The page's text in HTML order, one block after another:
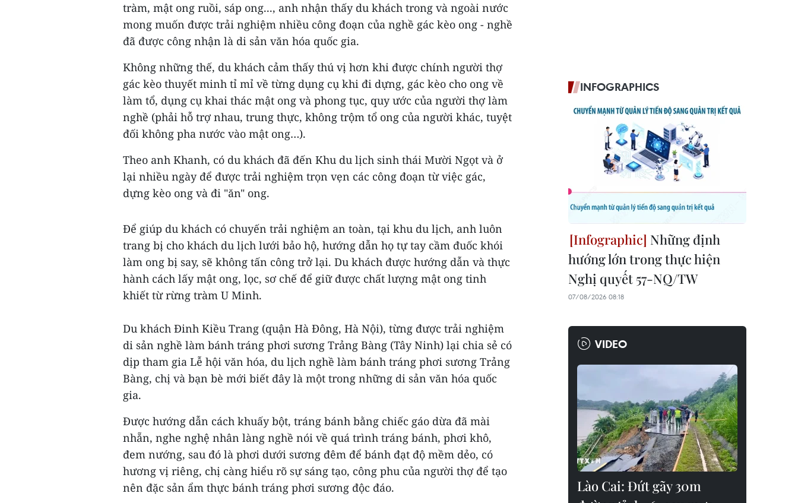
tràm, mật ong ruồi, sáp ong..., anh nhận thấy du khách trong và ngoài nước
mong muốn được trải nghiệm nhiều công đoạn của nghề gác kèo ong - nghề
đã được công nhận là di sản văn hóa quốc gia.
Không những thế, du khách cảm thấy thú vị hơn khi được chính người thợ
gác kèo thuyết minh tỉ mỉ về từng dụng cụ khi đi dựng, gác kèo cho ong về
làm tổ, dụng cụ khai thác mật ong và phong tục, quy ước của người thợ làm
nghề (phải hỗ trợ nhau, trung thực, không trộm tổ ong của người khác, tuyệt
đối không pha nước vào mật ong…).
Theo anh Khanh, có du khách đã đến Khu du lịch sinh thái Mười Ngọt và ở
lại nhiều ngày để được trải nghiệm trọn vẹn các công đoạn từ việc gác,
dựng kèo ong và đi "ăn" ong.
Để giúp du khách có chuyến trải nghiệm an toàn, tại khu du lịch, anh luôn
trang bị cho khách du lịch lưới bảo hộ, hướng dẫn họ tự tay cầm đuốc khói
làm ong bị say, sẽ không tấn công trở lại. Du khách được hướng dẫn và thực
hành cách lấy mật ong, lọc, sơ chế để giữ được chất lượng mật ong tinh
khiết từ rừng tràm U Minh.
Du khách Đinh Kiều Trang (quận Hà Đông, Hà Nội), từng được trải nghiệm
di sản nghề làm bánh tráng phơi sương Trảng Bàng (Tây Ninh) lại chia sẻ có
dịp tham gia Lễ hội văn hóa, du lịch nghề làm bánh tráng phơi sương Trảng
Bàng, chị và bạn bè mới biết đây là một trong những di sản văn hóa quốc
gia.
Được hướng dẫn cách khuấy bột, tráng bánh bằng chiếc gáo dừa đã mài
nhẵn, nghe nghệ nhân làng nghề nói về quá trình tráng bánh, phơi khô,
đem nướng, sau đó là phơi dưới sương đêm để bánh đạt độ mềm dẻo, có
hương vị riêng, chị càng hiểu rõ sự sáng tạo, công phu của người thợ để tạo
nên đặc sản ẩm thực bánh tráng phơi sương độc đáo.
INFOGRAPHICS
Những định
hướng lớn trong thực hiện
Nghị quyết 57-NQ/TW
07/08/2026 08:18
VIDEO
Lào Cai: Đứt gãy 30m